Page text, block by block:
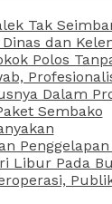
Tak
dan
Polos
Dalam
Sembako
Penggelapan
Libur Pada